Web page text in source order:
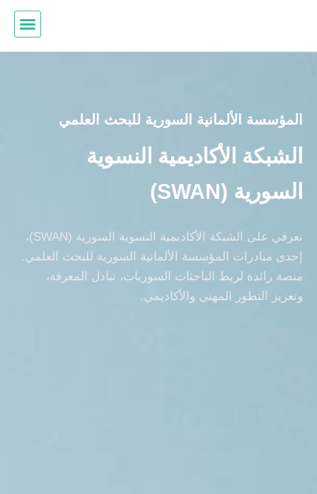
المؤسسة الألمانية السورية للبحث العلمي
الشبكة الأكاديمية النسوية
السورية (SWAN)
تعرفي على الشبكة الأكاديمية النسوية السورية (SWAN)،
إحدى مبادرات المؤسسة الألمانية السورية للبحث العلمي.
منصة رائدة لربط الباحثات السوريات، تبادل المعرفة،
وتعزيز التطور المهني والأكاديمي.